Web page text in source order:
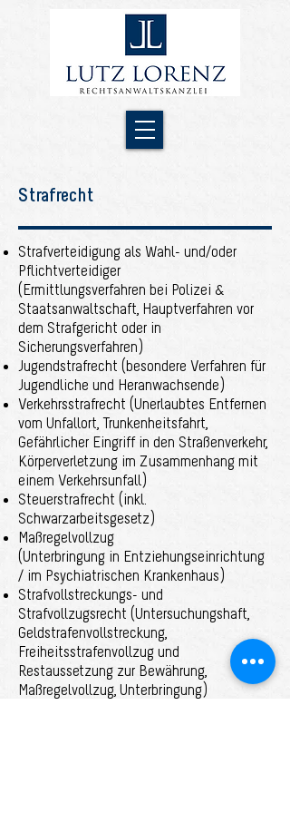
Strafrecht
Strafverteidigung als Wahl- und/oder
Pflichtverteidiger
(Ermittlungsverfahren bei Polizei &
Staatsanwaltschaft, Hauptverfahren vor
dem Strafgericht oder in
Sicherungsverfahren)
Jugendstrafrecht (besondere Verfahren für
Jugendliche und Heranwachsende)
Verkehrsstrafrecht (Unerlaubtes Entfernen
vom Unfallort, Trunkenheitsfahrt,
Gefährlicher Eingriff in den Straßenverkehr,
Körperverletzung im Zusammenhang mit
einem Verkehrsunfall)
Steuerstrafrecht (inkl.
Schwarzarbeitsgesetz)
Maßregelvollzug
(Unterbringung in Entziehungseinrichtung
/ im Psychiatrischen Krankenhaus)
Strafvollstreckungs- und
Strafvollzugsrecht (Untersuchungshaft,
Geldstrafenvollstreckung,
Freiheitsstrafenvollzug und
Restaussetzung zur Bewährung,
Maßregelvollzug, Unterbringung)